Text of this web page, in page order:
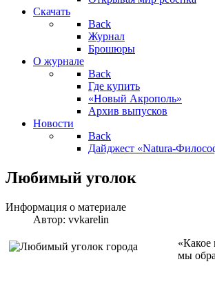
Скачать
Back
Журнал
Брошюры
О журнале
Back
Где купить
«Новый Акрополь»
Архив выпусков
Новости
Back
Дайджест «Natura-
Любимый уголок
Информация о материале
Автор: vvkarelin
«Какое
мы